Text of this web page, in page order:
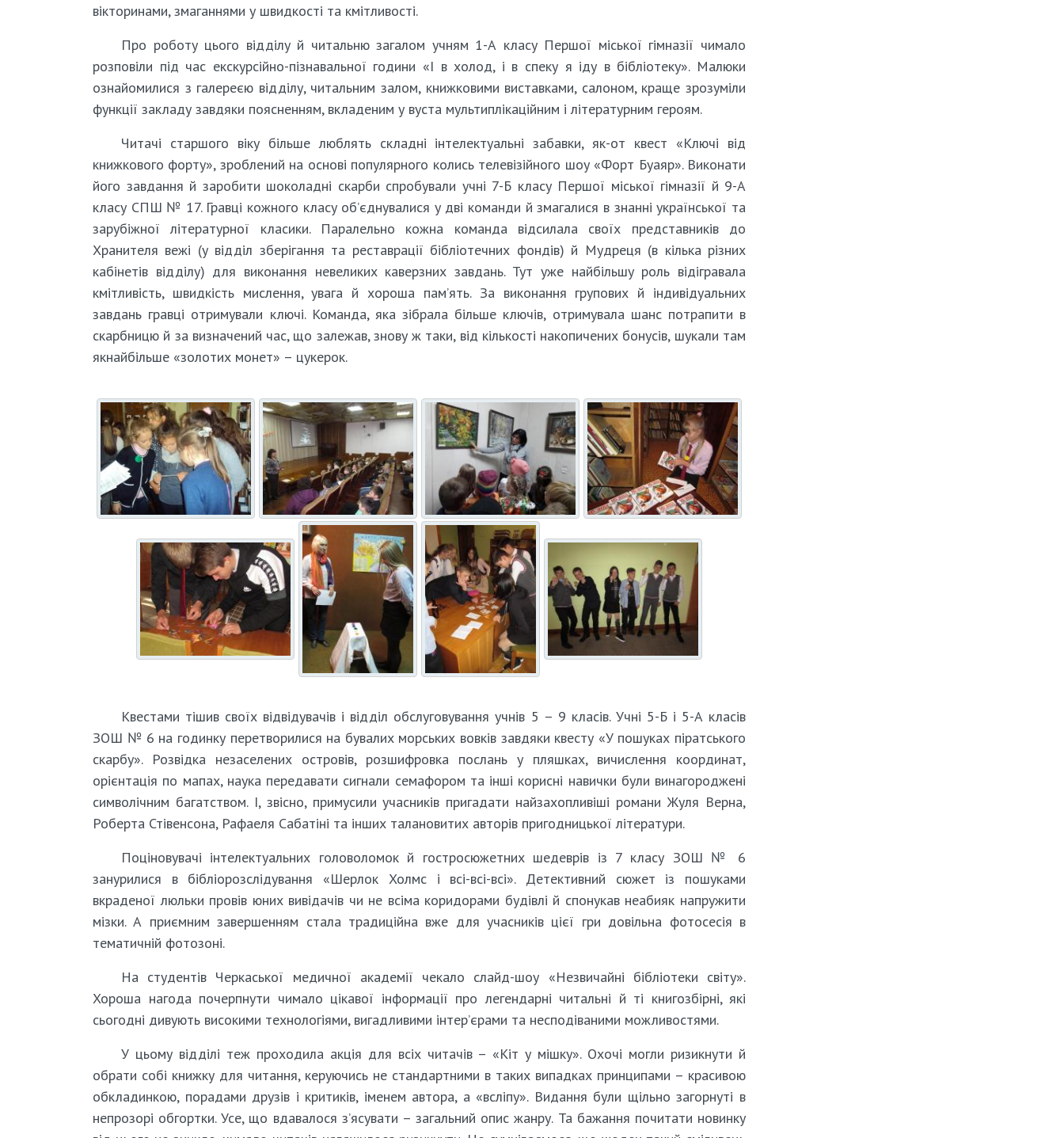
вікторинами, змаганнями у швидкості та кмітливості.
Про роботу цього відділу й читальню загалом учням 1-А класу Першої міської гімназії чимало
розповіли під час екскурсійно-пізнавальної години «І в холод, і в спеку я іду в бібліотеку». Малюки
ознайомилися з галереєю відділу, читальним залом, книжковими виставками, салоном, краще зрозуміли
функції закладу завдяки поясненням, вкладеним у вуста мультиплікаційним і літературним героям.
Читачі старшого віку більше люблять складні інтелектуальні забавки, як-от квест «Ключі від
книжкового форту», зроблений на основі популярного колись телевізійного шоу «Форт Буаяр». Виконати
його завдання й заробити шоколадні скарби спробували учні 7-Б класу Першої міської гімназії й 9-А
класу СПШ № 17. Гравці кожного класу об’єднувалися у дві команди й змагалися в знанні української та
зарубіжної літературної класики. Паралельно кожна команда відсилала своїх представників до
Хранителя вежі (у відділ зберігання та реставрації бібліотечних фондів) й Мудреця (в кілька різних
кабінетів відділу) для виконання невеликих каверзних завдань. Тут уже найбільшу роль відігравала
кмітливість, швидкість мислення, увага й хороша пам’ять. За виконання групових й індивідуальних
завдань гравці отримували ключі. Команда, яка зібрала більше ключів, отримувала шанс потрапити в
скарбницю й за визначений час, що залежав, знову ж таки, від кількості накопичених бонусів, шукали там
якнайбільше «золотих монет» – цукерок.
Квестами тішив своїх відвідувачів і відділ обслуговування учнів 5 – 9 класів. Учні 5-Б і 5-А класів
ЗОШ № 6 на годинку перетворилися на бувалих морських вовків завдяки квесту «У пошуках піратського
скарбу». Розвідка незаселених островів, розшифровка послань у пляшках, вичислення координат,
орієнтація по мапах, наука передавати сигнали семафором та інші корисні навички були винагороджені
символічним багатством. І, звісно, примусили учасників пригадати найзахопливіші романи Жуля Верна,
Роберта Стівенсона, Рафаеля Сабатіні та інших талановитих авторів пригодницької літератури.
Поціновувачі інтелектуальних головоломок й гостросюжетних шедеврів із 7 класу ЗОШ № 6
занурилися в бібліорозслідування «Шерлок Холмс і всі-всі-всі». Детективний сюжет із пошуками
вкраденої люльки провів юних вивідачів чи не всіма коридорами будівлі й спонукав неабияк напружити
мізки. А приємним завершенням стала традиційна вже для учасників цієї гри довільна фотосесія в
тематичній фотозоні.
На студентів Черкаської медичної академії чекало слайд-шоу «Незвичайні бібліотеки світу».
Хороша нагода почерпнути чимало цікавої інформації про легендарні читальні й ті книгозбірні, які
сьогодні дивують високими технологіями, вигадливими інтер’єрами та несподіваними можливостями.
У цьому відділі теж проходила акція для всіх читачів – «Кіт у мішку». Охочі могли ризикнути й
обрати собі книжку для читання, керуючись не стандартними в таких випадках принципами – красивою
обкладинкою, порадами друзів і критиків, іменем автора, а «всліпу». Видання були щільно загорнуті в
непрозорі обгортки. Усе, що вдавалося з’ясувати – загальний опис жанру. Та бажання почитати новинку